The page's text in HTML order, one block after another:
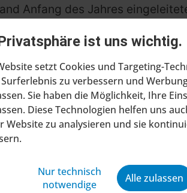
ist uns wichtig.
setzt Cookies und Targeting-
zu verbessern und
Sie haben die Möglichkeit, Ihre
Diese Technologien helfen uns
Website zu analysieren und sie
Nur technisch
notwendige
Alle zulassen
Anfang des Jahres
Insolvenzverfahren in